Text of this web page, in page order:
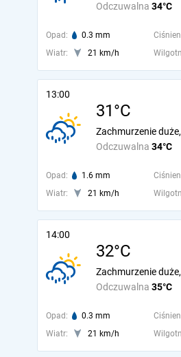
Odczuwalna 34°C
Opad: 0.3 mm
Wiatr:
21 km/h
13:00
31°C
Odczuwalna 34°C
Zachmurzenie
Opad: 1.6 mm
Wiatr:
21 km/h
14:00
32°C
Odczuwalna 35°C
Zachmurzenie
Opad: 0.3 mm
Wiatr:
21 km/h